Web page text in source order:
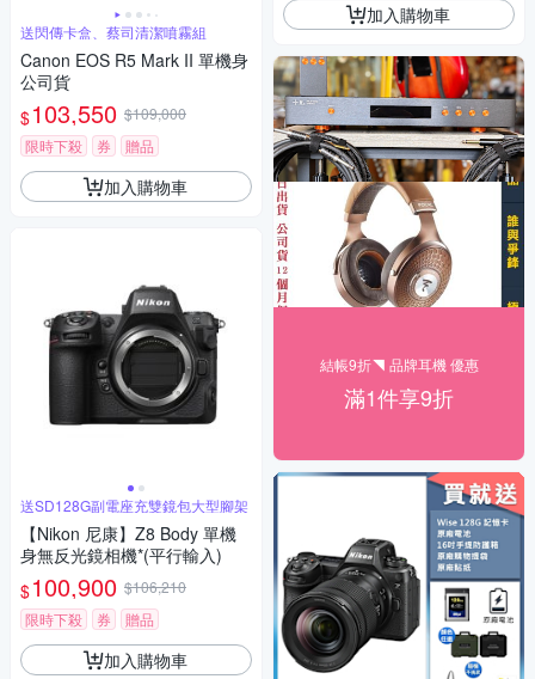
送閃傳卡盒、蔡司清潔噴霧組
Canon EOS R5 Mark II 單機身
公司貨
$103,550 $109,000
限時下殺
券 贈品
加入購物車
送SD128G副電座充雙鏡包大型腳架
【Nikon 尼康】Z8 Body 單機
身無反光鏡相機*(平行輸入)
$100,900 $106,210
限時下殺
券 贈品
加入購物車
加入購物車
結帳9折◥ 品牌耳機 優惠
滿1件享9折